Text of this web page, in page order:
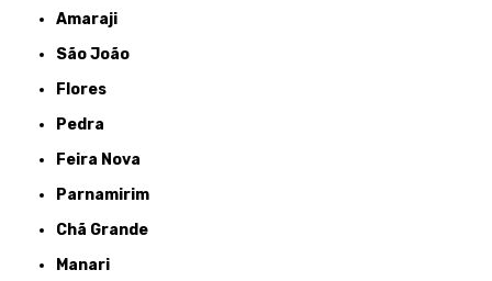
Amaraji
São João
Flores
Pedra
Feira Nova
Parnamirim
Chã Grande
Manari